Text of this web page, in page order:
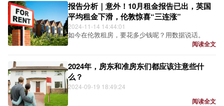
报告分析｜意外！10月租金报告已出，英国
平均租金下滑，伦敦惊喜“三连涨”
2024-11-14 14:44:01
如今在伦敦租房，要花多少钱呢？用数据说话。
阅读全文
2024年，房东和准房东们都应该注意些什
么？
2024-09-19 18:49:24
阅读全文